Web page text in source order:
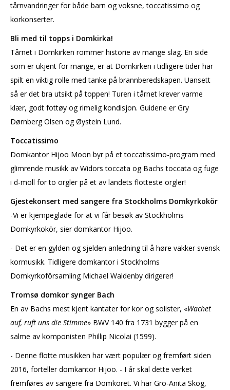
tårnvandringer for både barn og voksne, toccatissimo og
korkonserter.
Bli med til topps i Domkirka!
Tårnet i Domkirken rommer historie av mange slag. En side
som er ukjent for mange, er at Domkirken i tidligere tider har
spilt en viktig rolle med tanke på brannberedskapen. Uansett
så er det bra utsikt på toppen! Turen i tårnet krever varme
klær, godt fottøy og rimelig kondisjon. Guidene er Gry
Dørnberg Olsen og Øystein Lund.
Toccatissimo
Domkantor Hijoo Moon byr på et toccatissimo-program med
glimrende musikk av Widors toccata og Bachs toccata og fuge
i d-moll for to orgler på et av landets flotteste orgler!
Gjestekonsert med sangere fra Stockholms Domkyrkokör
-Vi er kjempeglade for at vi får besøk av Stockholms
Domkyrkokör, sier domkantor Hijoo.
- Det er en gylden og sjelden anledning til å høre vakker svensk
kormusikk. Tidligere domkantor i Stockholms
Domkyrkoförsamling Michael Waldenby dirigerer!
Tromsø domkor synger Bach
En av Bachs mest kjent kantater for kor og solister, «Wachet
auf, ruft uns die Stimme» BWV 140 fra 1731 bygger på en
salme av komponisten Phillip Nicolai (1599).
- Denne flotte musikken har vært populær og fremført siden
2016, forteller domkantor Hijoo. - I år skal dette verket
fremføres av sangere fra Domkoret. Vi har Gro-Anita Skog,